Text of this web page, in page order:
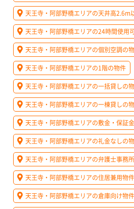
天王寺・阿部野橋エリアの天井高2.6m
天王寺・阿部野橋エリアの24時間使用
天王寺・阿部野橋エリアの個別空調の
天王寺・阿部野橋エリアの1階の物件
天王寺・阿部野橋エリアの一括貸しの
天王寺・阿部野橋エリアの一棟貸しの
天王寺・阿部野橋エリアの敷金・保証
天王寺・阿部野橋エリアの礼金なしの
天王寺・阿部野橋エリアの弁護士事務
天王寺・阿部野橋エリアの住居兼用物件
天王寺・阿部野橋エリアの倉庫向け物件